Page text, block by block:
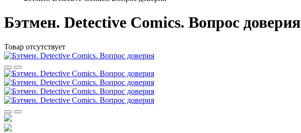
Бэтмен. Detective Comics. Вопрос доверия
Товар отсутствует